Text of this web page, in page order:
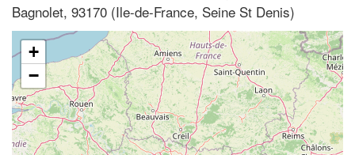
Bagnolet, 93170 (Ile-de-France, Seine St Denis)
+
−